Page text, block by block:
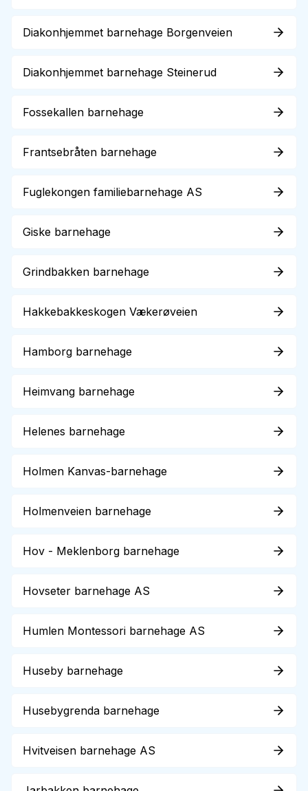
Diakonhjemmet barnehage Borgenveien
Diakonhjemmet barnehage Steinerud
Fossekallen barnehage
Frantsebråten barnehage
Fuglekongen familiebarnehage AS
Giske barnehage
Grindbakken barnehage
Hakkebakkeskogen Vækerøveien
Hamborg barnehage
Heimvang barnehage
Helenes barnehage
Holmen Kanvas-barnehage
Holmenveien barnehage
Hov - Meklenborg barnehage
Hovseter barnehage AS
Humlen Montessori barnehage AS
Huseby barnehage
Husebygrenda barnehage
Hvitveisen barnehage AS